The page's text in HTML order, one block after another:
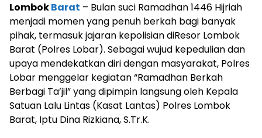
LombokBarat – Bulan suci Ramadhan 1446 Hijriah
menjadi momen yang penuh berkah bagi banyak
pihak, termasuk jajaran kepolisian diResor Lombok
Barat (Polres Lobar). Sebagai wujud kepedulian dan
upaya mendekatkan diri dengan masyarakat, Polres
Lobar menggelar kegiatan “Ramadhan Berkah
Berbagi Ta’jil” yang dipimpin langsung oleh Kepala
Satuan Lalu Lintas (Kasat Lantas) Polres Lombok
Barat, Iptu Dina Rizkiana, S.Tr.K.